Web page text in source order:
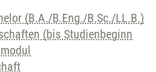
(B.A./B.Eng./B.Sc./LL.B.)
(bis Studienbeginn